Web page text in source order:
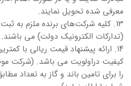
معرفی شده تحویل نمایند.
13. کلیه شرکت‌های برنده ملزم به
(تدارکات الکترونیک دولت) می باشند.
14. ارائه پیشنهاد قیمت ریالی با
کیفیت دراولویت می باشد. (شرکت
را برای تامین باند و گاز به تعداد